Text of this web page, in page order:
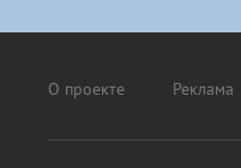
О проекте Реклама